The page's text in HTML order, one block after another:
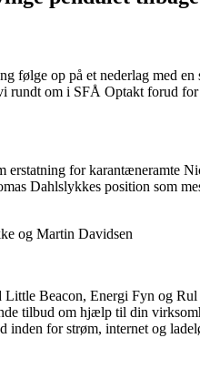
følge op på et nederlag med
rundt om i SFÅ Optakt forud
erstatning for karantæneramte
Dahlslykkes position som
og Martin Davidsen
Little Beacon, Energi Fyn og
tilbud om hjælp til din
inden for strøm, internet og